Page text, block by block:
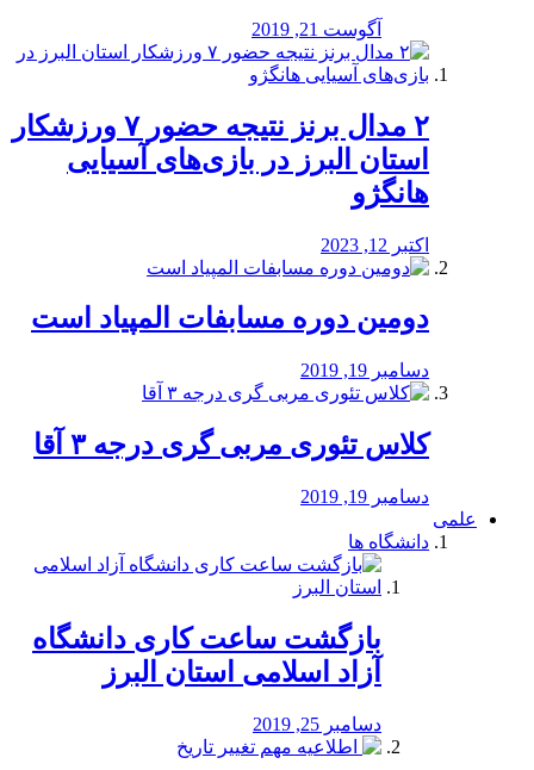
آگوست 21, 2019
۲ مدال برنز نتیجه حضور ۷ ورزشکار
استان البرز در بازی‌های آسیایی
هانگژو
اکتبر 12, 2023
دومین دوره مسابفات المپیاد است
دسامبر 19, 2019
کلاس تئوری مربی گری درجه ۳ آقا
دسامبر 19, 2019
علمی
دانشگاه ها
بازگشت ساعت کاری دانشگاه
آزاد اسلامی استان البرز
دسامبر 25, 2019